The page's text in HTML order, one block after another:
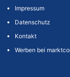
Impressum
Datenschutz
Kontakt
Werben bei